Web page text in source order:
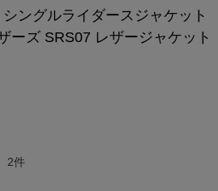
ングルライダースジャケット
ーズ SRS07 レザージャケット
2